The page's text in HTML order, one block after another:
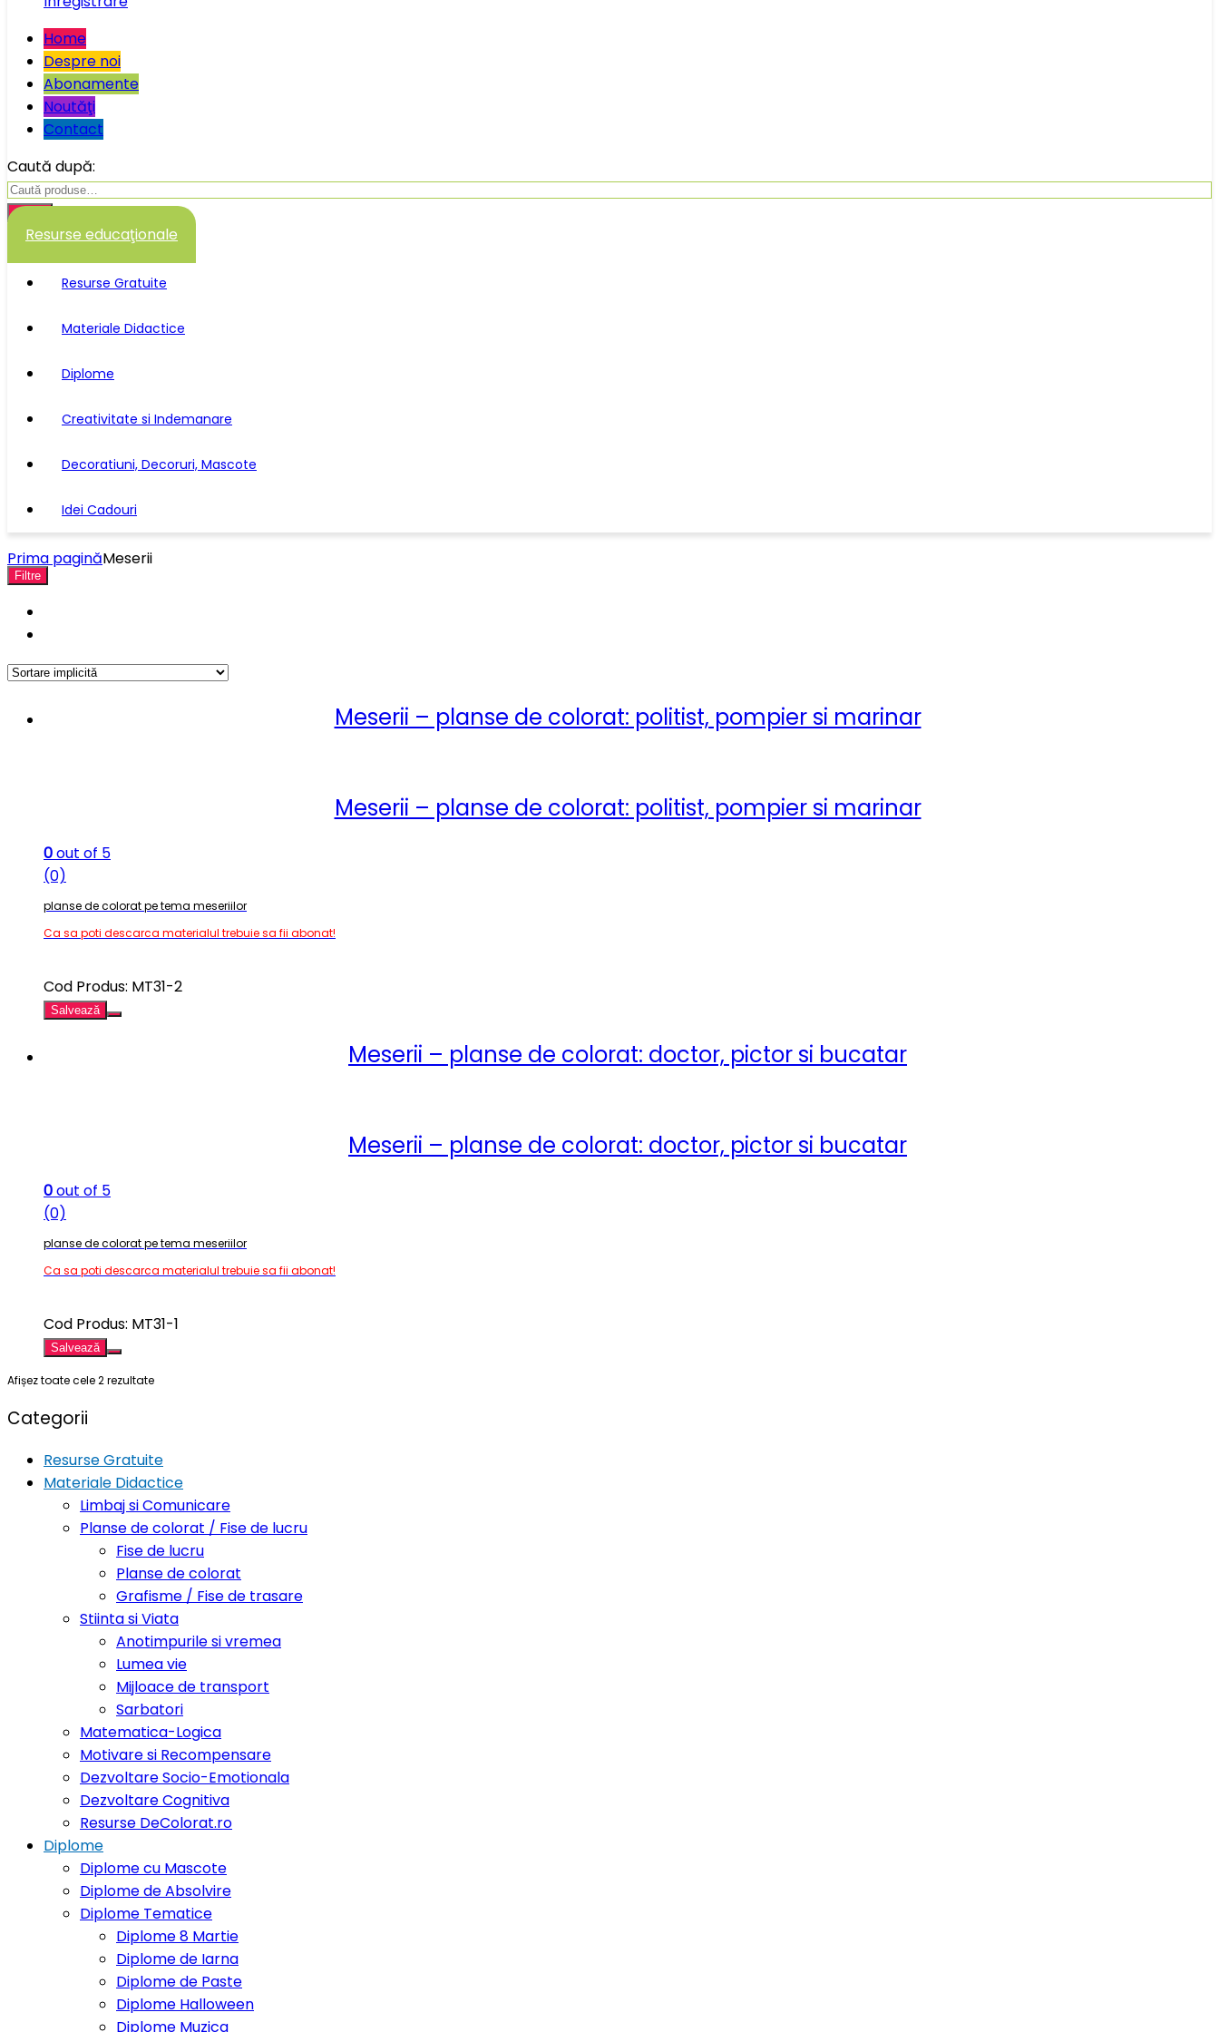
Home
Despre noi
Abonamente
Noutăţi
Contact
Caută după:
Caută
Resurse educaţionale
Resurse Gratuite
Materiale Didactice
Diplome
Creativitate si Indemanare
Decoratiuni, Decoruri, Mascote
Idei Cadouri
Prima paginăMeserii
Filtre
Meserii – planse de colorat: politist, pompier si marinar
Meserii – planse de colorat: politist, pompier si marinar
0out of 5
(0)
planse de colorat pe tema meseriilor
Ca sa poti descarca materialul trebuie sa fii abonat!
Cod Produs: MT31-2
Salvează
Meserii – planse de colorat: doctor, pictor si bucatar
Meserii – planse de colorat: doctor, pictor si bucatar
0out of 5
(0)
planse de colorat pe tema meseriilor
Ca sa poti descarca materialul trebuie sa fii abonat!
Cod Produs: MT31-1
Salvează
Afișez toate cele 2 rezultate
Categorii
Resurse Gratuite
Materiale Didactice
Limbaj si Comunicare
Planse de colorat / Fise de lucru
Fise de lucru
Planse de colorat
Grafisme / Fise de trasare
Stiinta si Viata
Anotimpurile si vremea
Lumea vie
Mijloace de transport
Sarbatori
Matematica-Logica
Motivare si Recompensare
Dezvoltare Socio-Emotionala
Dezvoltare Cognitiva
Resurse DeColorat.ro
Diplome
Diplome cu Mascote
Diplome de Absolvire
Diplome Tematice
Diplome 8 Martie
Diplome de Iarna
Diplome de Paste
Diplome Halloween
Diplome Muzica